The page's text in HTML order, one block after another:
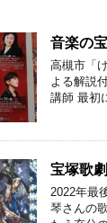
音楽の
高槻市「
よる解説
講師 最初
宝塚歌
2022年最
琴さんの